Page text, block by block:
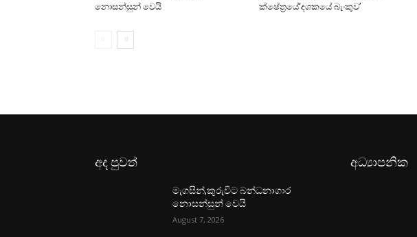
නොසන්සුන් වෙයි
ක්ෂේත්‍රයේ‘දශකයේ බැංකුව’
අද පුවත්
මැගසින්,කුරුවිට බන්ධනාගාර
නොසන්සුන් වෙයි
August 7, 2026
අධ්‍යාපනික